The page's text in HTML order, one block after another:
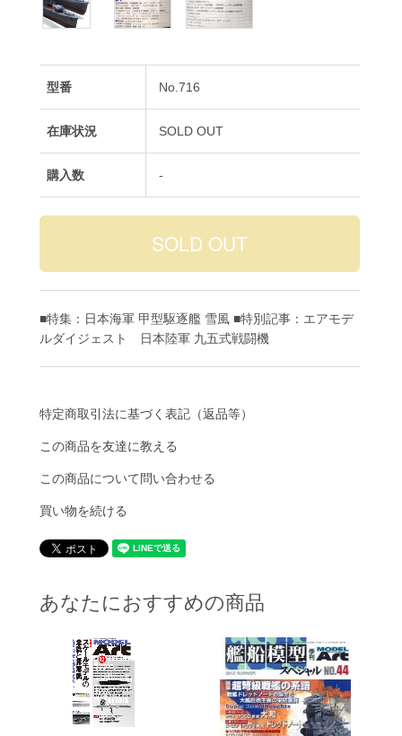
型番 No.716
在庫状況 SOLD OUT
購入数 -
■特集：日本海軍 甲型駆逐艦 雪風 ■特別記事：エアモデ
ルダイジェスト 日本陸軍 九五式戦闘機
特定商取引法に基づく表記（返品等）
この商品を友達に教える
この商品について問い合わせる
買い物を続ける
あなたにおすすめの商品